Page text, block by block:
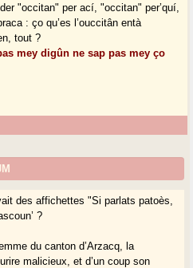
"occitan" per ací, "occitan" per’quí,
: ço qu’es l’ouccitân entà
tout ?
mey digûn ne sap pas mey ço
des affichettes "Si parlats patoès,
?
du canton d’Arzacq, la
malicieux, et d’un coup son